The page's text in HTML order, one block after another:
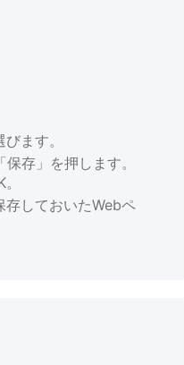
ます。
存」を押します。
しておいたWebペ